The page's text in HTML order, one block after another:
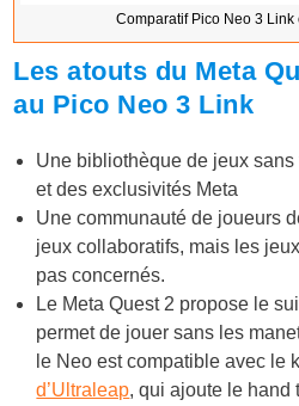
Comparatif Pico Neo 3 Link
Les atouts du Meta
au Pico Neo 3 Link
Une bibliothèque de jeux
et des exclusivités Meta
Une communauté de joueurs
jeux collaboratifs, mais les
pas concernés.
Le Meta Quest 2 propose le
permet de jouer sans les
le Neo est compatible avec le
d’Ultraleap, qui ajoute le hand